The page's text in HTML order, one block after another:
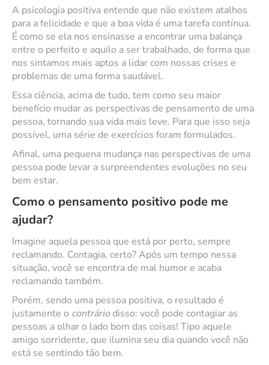
A psicologia positiva entende que não existem atalhos
para a felicidade e que a boa vida é uma tarefa contínua.
É como se ela nos ensinasse a encontrar uma balança
entre o perfeito e aquilo a ser trabalhado, de forma que
nos sintamos mais aptos a lidar com nossas crises e
problemas de uma forma saudável.
Essa ciência, acima de tudo, tem como seu maior
benefício mudar as perspectivas de pensamento de uma
pessoa, tornando sua vida mais leve. Para que isso seja
possível, uma série de exercícios foram formulados.
Afinal, uma pequena mudança nas perspectivas de uma
pessoa pode levar a surpreendentes evoluções no seu
bem estar.
Como o pensamento positivo pode me
ajudar?
Imagine aquela pessoa que está por perto, sempre
reclamando. Contagia, certo? Após um tempo nessa
situação, você se encontra de mal humor e acaba
reclamando também.
Porém, sendo uma pessoa positiva, o resultado é
justamente o contráriodisso: você pode contagiar as
pessoas a olhar o lado bom das coisas! Tipo aquele
amigo sorridente, que ilumina seu dia quando você não
está se sentindo tão bem.